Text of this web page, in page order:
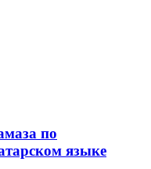
по
языке